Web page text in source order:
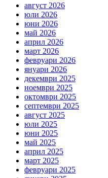
август 2026
юли 2026
юни 2026
май 2026
април 2026
март 2026
февруари 2026
януари 2026
декември 2025
ноември 2025
октомври 2025
септември 2025
август 2025
юли 2025
юни 2025
май 2025
април 2025
март 2025
февруари 2025